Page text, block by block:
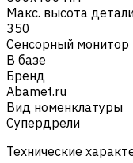
Макс. высота
350
Сенсорный монитор
В базе
Бренд
Abamet.ru
Вид номенклатуры
Супердрели
Технические